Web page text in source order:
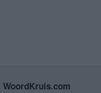
WoordKruis.com